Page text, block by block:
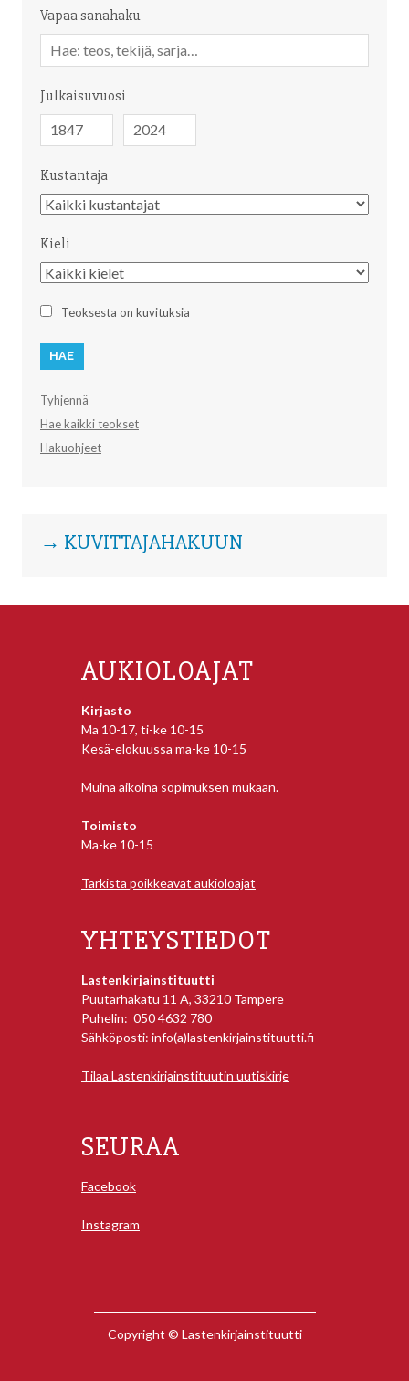
Vapaa sanahaku
sanahaku
Julkaisuvuosi
-
Kustantaja
Kustantaja
Kieli
Kieli
Teoksesta on kuvituksia
Tyhjennä
Hae kaikki teokset
Hakuohjeet
→ KUVITTAJAHAKUUN
AUKIOLOAJAT
Kirjasto
Ma 10-17, ti-ke 10-15
Kesä-elokuussa ma-ke 10-15
Muina aikoina sopimuksen mukaan.
Toimisto
Ma-ke 10-15
Tarkista poikkeavat aukioloajat
YHTEYSTIEDOT
Lastenkirjainstituutti
Puutarhakatu 11 A, 33210 Tampere
Puhelin: 050 4632 780
Sähköposti: info(a)lastenkirjainstituutti.fi
Tilaa Lastenkirjainstituutin uutiskirje
SEURAA
Facebook
Instagram
Copyright © Lastenkirjainstituutti